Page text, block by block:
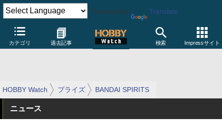
Powered by Translate
カテゴリ 過去記事 検索 Impressサイト
HOBBY Watch プライズ BANDAI SPIRITS
ニュース